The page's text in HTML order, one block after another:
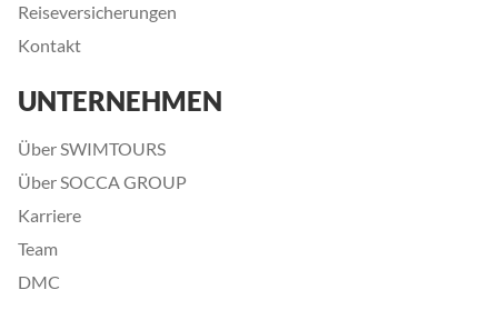
Reiseversicherungen
Kontakt
UNTERNEHMEN
Über SWIMTOURS
Über SOCCA GROUP
Karriere
Team
DMC